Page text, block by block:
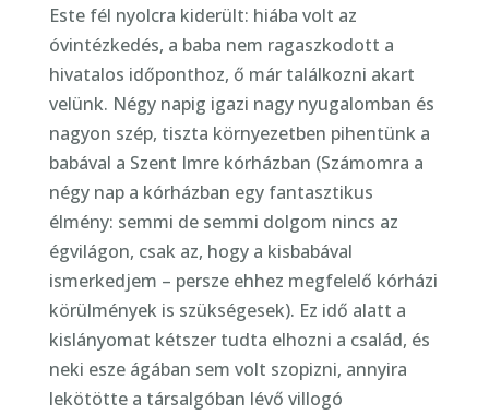
Este fél nyolcra kiderült: hiába volt az
óvintézkedés, a baba nem ragaszkodott a
hivatalos időponthoz, ő már találkozni akart
velünk. Négy napig igazi nagy nyugalomban és
nagyon szép, tiszta környezetben pihentünk a
babával a Szent Imre kórházban (Számomra a
négy nap a kórházban egy fantasztikus
élmény: semmi de semmi dolgom nincs az
égvilágon, csak az, hogy a kisbabával
ismerkedjem – persze ehhez megfelelő kórházi
körülmények is szükségesek). Ez idő alatt a
kislányomat kétszer tudta elhozni a család, és
neki esze ágában sem volt szopizni, annyira
lekötötte a társalgóban lévő villogó